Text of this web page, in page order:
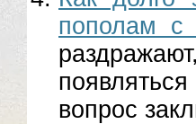
пополам с
вопрос